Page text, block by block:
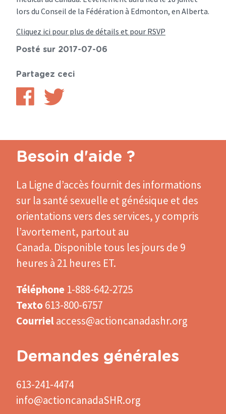
lors du Conseil de la Fédération à Edmonton, en Alberta.
Cliquez ici pour plus de détails et pour RSVP
Posté sur 2017-07-06
Partagez ceci
Partager
sur
Besoin d'aide ?
La Ligne d’accès fournit des informations
sur la santé sexuelle et génésique et des
orientations vers des services, y compris
l’avortement, partout au
Canada. Disponible tous les jours de 9
heures à 21 heures ET.
Téléphone 1-888-642-2725
Texto 613-800-6757
Courrielaccess@actioncanadashr.org
Demandes générales
613-241-4474
info@actioncanadaSHR.org